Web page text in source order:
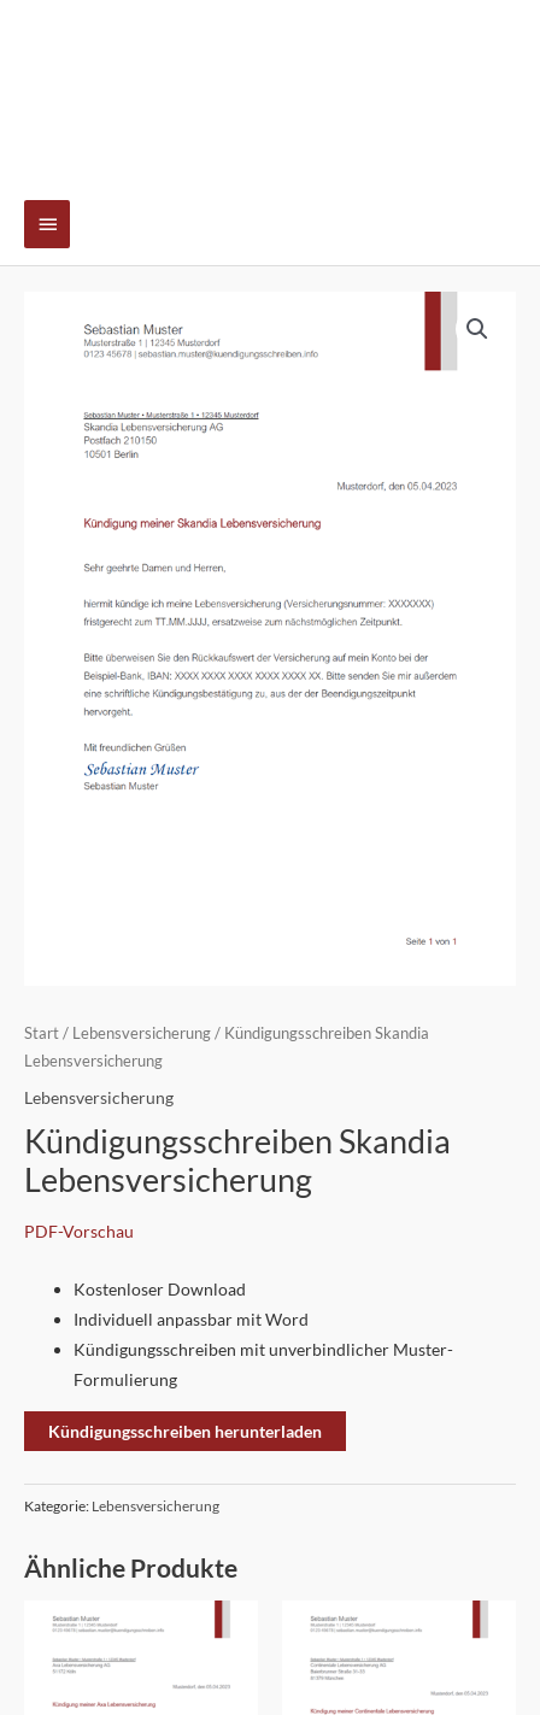
Hauptmenü
Start / Lebensversicherung / Kündigungsschreiben Skandia
Lebensversicherung
Lebensversicherung
Kündigungsschreiben Skandia
Lebensversicherung
PDF-Vorschau
Kostenloser Download
Individuell anpassbar mit Word
Kündigungsschreiben mit unverbindlicher Muster-
Formulierung
Kündigungsschreiben herunterladen
Kategorie: Lebensversicherung
Ähnliche Produkte